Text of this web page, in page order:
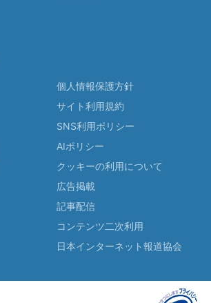
個人情報保護方針
サイト利用規約
SNS利用ポリシー
AIポリシー
クッキーの利用について
広告掲載
記事配信
コンテンツ二次利用
日本インターネット報道協会